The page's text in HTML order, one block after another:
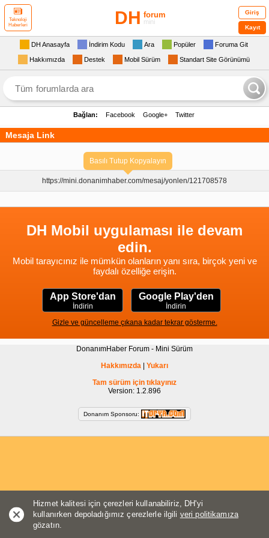
Teknoloji
Haberleri
DH forum
mini
Giriş
Kayıt
DH Anasayfa İndirim Kodu Ara Popüler Foruma Git
Hakkımızda Destek Mobil Sürüm Standart Site Görünümü
Bağlan: Facebook Google+ Twitter
Mesaja Link
Basılı Tutup Kopyalayın
https://mini.donanimhaber.com/mesaj/yonlen/121708578
DH Mobil uygulaması ile devam
edin.
Mobil tarayıcınız ile mümkün olanların yanı sıra, birçok yeni ve
faydalı özelliğe erişin.
App Store'dan
İndirin
Google Play'den
İndirin
Gizle ve güncelleme çıkana kadar tekrar gösterme.
DonanımHaber Forum - Mini Sürüm
Hakkımızda
Yukarı
Tam sürüm için tıklayınız
Version: 1.2.896
Donanım Sponsoru:
Hizmet kalitesi için çerezleri kullanabiliriz, DH'yi
kullanırken depoladığımız çerezlerle ilgili veri politikamıza
gözatın.